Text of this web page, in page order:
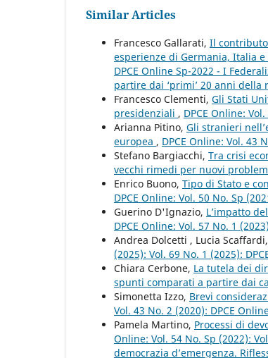
Similar Articles
Francesco Gallarati, Il
esperienze di Germania, Italia
DPCE Online Sp-2022 - I
partire dai ‘primi’ 20 anni
Francesco Clementi, Gli Stati
presidenziali , DPCE Online:
Arianna Pitino, Gli stranieri
europea , DPCE Online: Vol. 43
Stefano Bargiacchi, Tra crisi
vecchi rimedi per nuovi
Enrico Buono, Tipo di Stato e
DPCE Online: Vol. 50 No. Sp
Guerino D'Ignazio, L’impatto
DPCE Online: Vol. 57 No. 1
Andrea Dolcetti , Lucia Scaffardi,
(2025): Vol. 69 No. 1 (2025):
Chiara Cerbone, La tutela dei
spunti comparati a partire dai
Simonetta Izzo, Brevi
Vol. 43 No. 2 (2020): DPCE
Pamela Martino, Processi di
Online: Vol. 54 No. Sp (2022):
democrazia d’emergenza.